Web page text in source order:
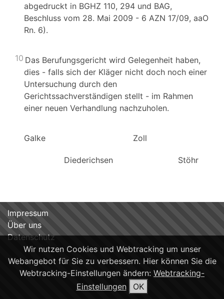
abgedruckt in BGHZ 110, 294 und BAG,
Beschluss vom 28. Mai 2009 - 6 AZN 17/09, aaO
Rn. 6).
10 Das Berufungsgericht wird Gelegenheit haben,
dies - falls sich der Kläger nicht doch noch einer
Untersuchung durch den
Gerichtssachverständigen stellt - im Rahmen
einer neuen Verhandlung nachzuholen.
Galke Zoll
Diederichsen Stöhr
Wir nutzen Cookies und Webtracking um unser
Webangebot für Sie zu verbessern. Hier können Sie die
Webtracking-Einstellungen ändern: Webtracking-
Einstellungen
OK
Impressum
Über uns
Datenschutz